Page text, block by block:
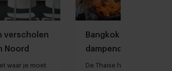
verscholen
Noord
waar je moet
Bangkok is
dampende
De Thaise hoofdstad is in